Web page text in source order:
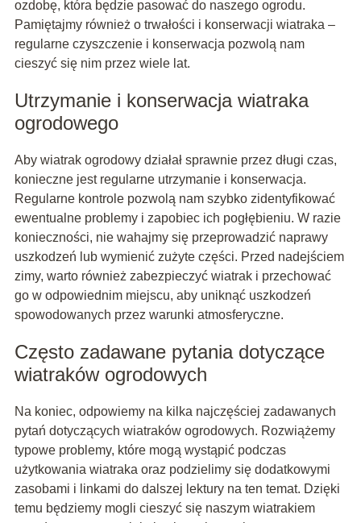
ozdobę, która będzie pasować do naszego ogrodu.
Pamiętajmy również o trwałości i konserwacji wiatraka –
regularne czyszczenie i konserwacja pozwolą nam
cieszyć się nim przez wiele lat.
Utrzymanie i konserwacja wiatraka
ogrodowego
Aby wiatrak ogrodowy działał sprawnie przez długi czas,
konieczne jest regularne utrzymanie i konserwacja.
Regularne kontrole pozwolą nam szybko zidentyfikować
ewentualne problemy i zapobiec ich pogłębieniu. W razie
konieczności, nie wahajmy się przeprowadzić naprawy
uszkodzeń lub wymienić zużyte części. Przed nadejściem
zimy, warto również zabezpieczyć wiatrak i przechować
go w odpowiednim miejscu, aby uniknąć uszkodzeń
spowodowanych przez warunki atmosferyczne.
Często zadawane pytania dotyczące
wiatraków ogrodowych
Na koniec, odpowiemy na kilka najczęściej zadawanych
pytań dotyczących wiatraków ogrodowych. Rozwiążemy
typowe problemy, które mogą wystąpić podczas
użytkowania wiatraka oraz podzielimy się dodatkowymi
zasobami i linkami do dalszej lektury na ten temat. Dzięki
temu będziemy mogli cieszyć się naszym wiatrakiem